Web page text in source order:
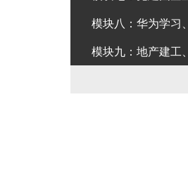
模块八：华为学习
模块九：地产建工